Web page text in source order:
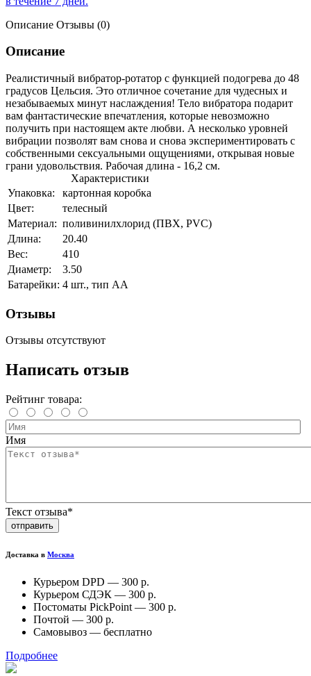
Описание Отзывы (0)
Описание
Реалистичный вибратор-ротатор с функцией подогрева до 48
градусов Цельсия. Это отличное сочетание для чудесных и
незабываемых минут наслаждения! Тело вибратора подарит
вам фантастические впечатления, которые невозможно
получить при настоящем акте любви. А несколько уровней
вибрации позволят вам снова и снова экспериментировать с
собственными сексуальными ощущениями, открывая новые
грани удовольствия. Рабочая длина - 16,2 см.
Характеристики
Упаковка:
картонная коробка
Цвет:
телесный
Материал: поливинилхлорид (ПВХ, PVC)
Длина:
20.40
Вес:
410
Диаметр:
3.50
Батарейки: 4 шт., тип AA
Отзывы
Отзывы отсутствуют
Написать отзыв
Рейтинг товара:
Имя
Текст отзыва*
отправить
Доставка в Москва
Курьером DPD — 300 р.
Курьером СДЭК — 300 р.
Постоматы PickPoint — 300 р.
Почтой — 300 р.
Самовывоз — бесплатно
Подробнее